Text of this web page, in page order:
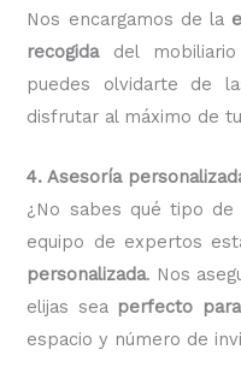
Nos encargamos de la
recogidadel
puedes olvidarte de
disfrutar al máximo de
4. Asesoría
¿No sabes qué tipo
equipo de expertos
personalizada. Nos
elijas sea perfecto
espacio y número de